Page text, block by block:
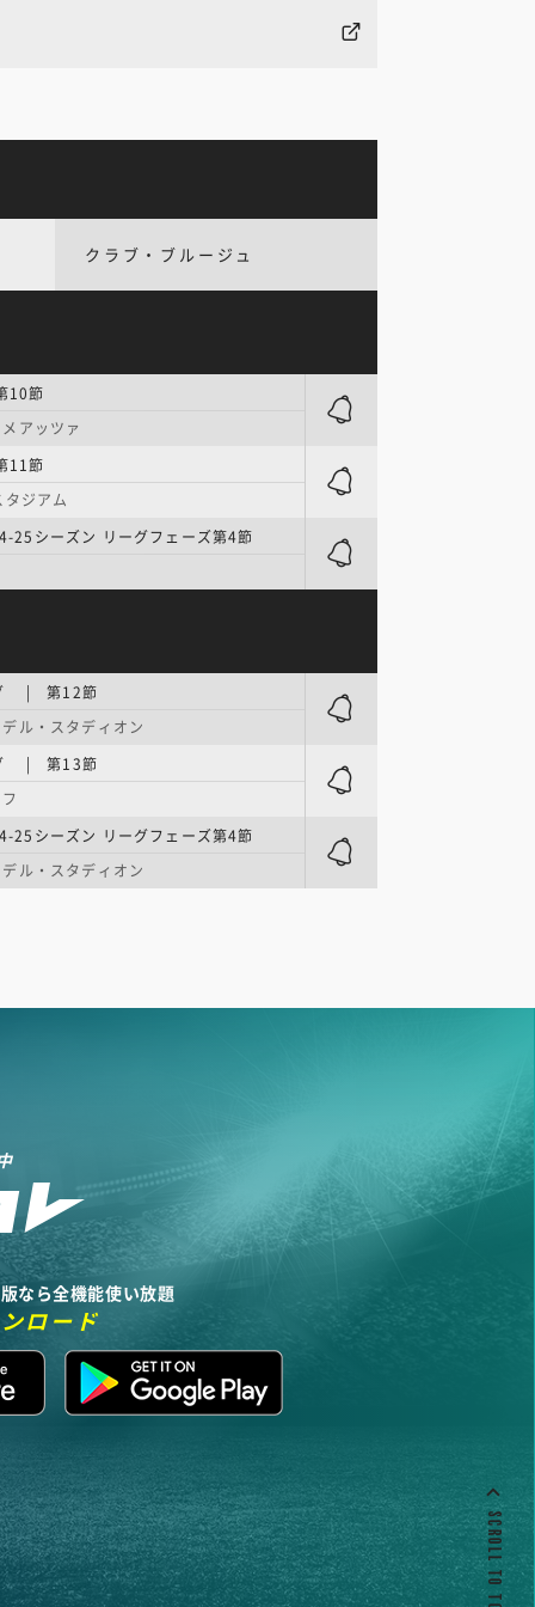
クラブ・ブルージュ
節
アッツァ
節
ジアム
シーズン リーグフェーズ第4節
グ | 第12節
ル・スタディオン
グ | 第13節
シーズン リーグフェーズ第4節
ル・スタディオン
なら全機能使い放題
ロード
SCROLL TO TOP